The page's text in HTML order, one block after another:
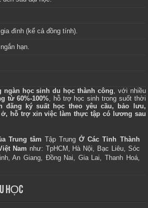
đình (kể cả đồng tính).
hạn.
ngàn học sinh du học thành công, với nhiều
từ 60%-100%, hỗ trợ học sinh trong suốt thời
đăng ký suất học theo yêu cầu, bảo lưu,
hỗ trợ xin việc làm thực tập có lương sau
Trung tâm Tập TrungỞ Các Tỉnh Thành
Nam như: TpHCM, Hà Nội, Bạc Liêu, Sóc
An Giang, Đồng Nai, Gia Lai, Thanh Hoá,
HỌC